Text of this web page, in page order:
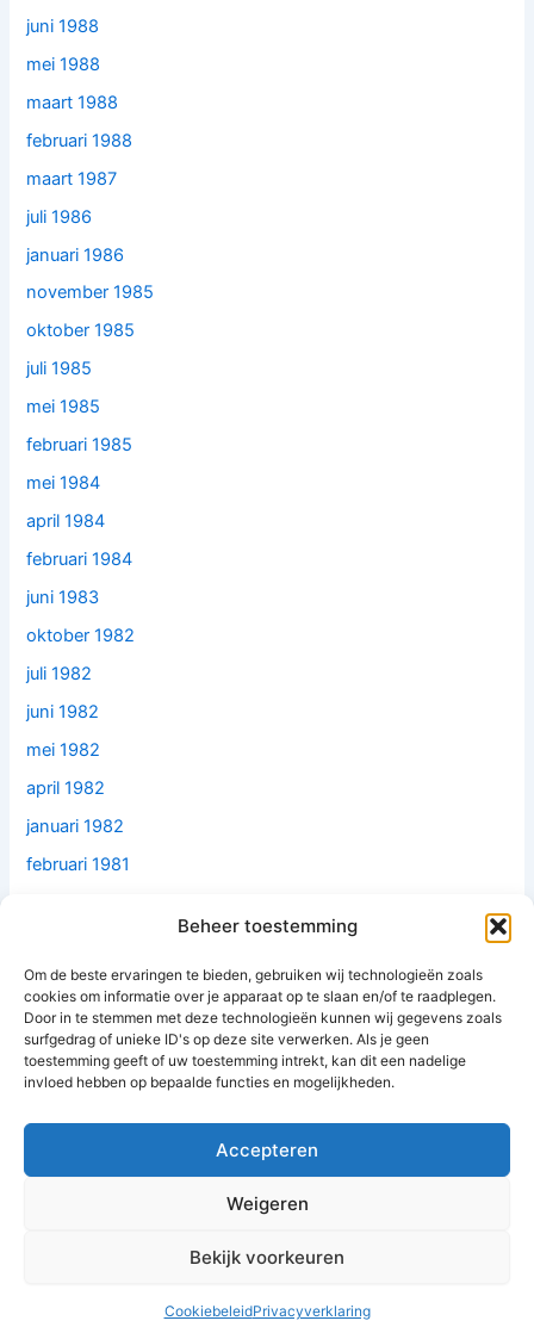
Beheer toestemming
Om de beste ervaringen te bieden, gebruiken wij technologieën zoals
cookies om informatie over je apparaat op te slaan en/of te raadplegen.
Door in te stemmen met deze technologieën kunnen wij gegevens zoals
surfgedrag of unieke ID's op deze site verwerken. Als je geen
toestemming geeft of uw toestemming intrekt, kan dit een nadelige
invloed hebben op bepaalde functies en mogelijkheden.
Accepteren
Weigeren
Bekijk voorkeuren
CookiebeleidPrivacyverklaring
juni 1988
mei 1988
maart 1988
februari 1988
maart 1987
juli 1986
januari 1986
november 1985
oktober 1985
juli 1985
mei 1985
februari 1985
mei 1984
april 1984
februari 1984
juni 1983
oktober 1982
juli 1982
juni 1982
mei 1982
april 1982
januari 1982
februari 1981
mei 1977
februari 1977
mei 1976
oktober 1974
april 1967